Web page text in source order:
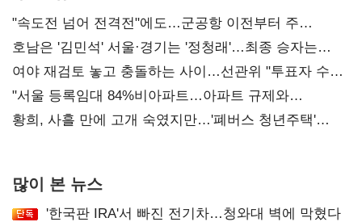
"속도전 넘어 전격전"에도…군공항 이전부터 주
52시간까지 '뇌관'
호남은 '김민석' 서울·경기는 '정청래'…최종 승자는
'안갯속'
여야 재검토 놓고 충돌하는 사이…선관위 "투표자 수
오차 당연"
"서울 등록임대 84%비아파트…아파트 규제와
달리해야"
황희, 사흘 만에 고개 숙였지만…'폐버스 청년주택'
많이 본 뉴스
'한국판 IRA'서 빠진 전기차…청와대 벽에 막혔다